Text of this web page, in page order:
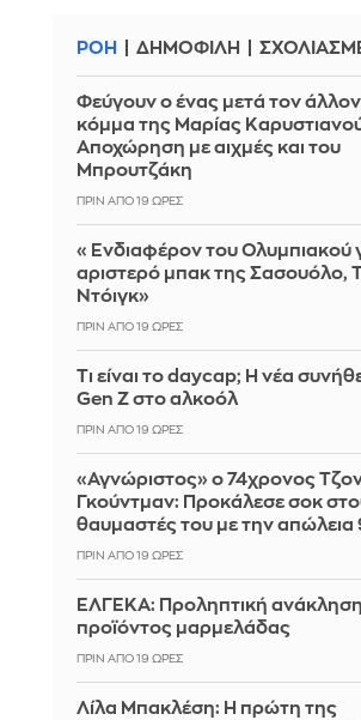
ΡΟΗ ΔΗΜΟΦΙΛΗ
Φεύγουν ο ένας μετά τον
κόμμα της Μαρίας
Αποχώρηση με αιχμές και του
Μπρουτζάκη
ΠΡΙΝ ΑΠΌ 19 ΏΡΕΣ
«Ενδιαφέρον του Ολυμπιακού
αριστερό μπακ της Σασουόλο,
Ντόιγκ»
ΠΡΙΝ ΑΠΌ 19 ΏΡΕΣ
Τι είναι το daycap; Η νέα
Gen Z στο αλκοόλ
ΠΡΙΝ ΑΠΌ 19 ΏΡΕΣ
«Αγνώριστος» ο 74χρονος
Γκούντμαν: Προκάλεσε σοκ
θαυμαστές του με την απώλεια
ΠΡΙΝ ΑΠΌ 19 ΏΡΕΣ
ΕΛΓΕΚΑ: Προληπτική ανάκληση
προϊόντος μαρμελάδας
ΠΡΙΝ ΑΠΌ 19 ΏΡΕΣ
Λίλα Μπακλέση: Η πρώτη της